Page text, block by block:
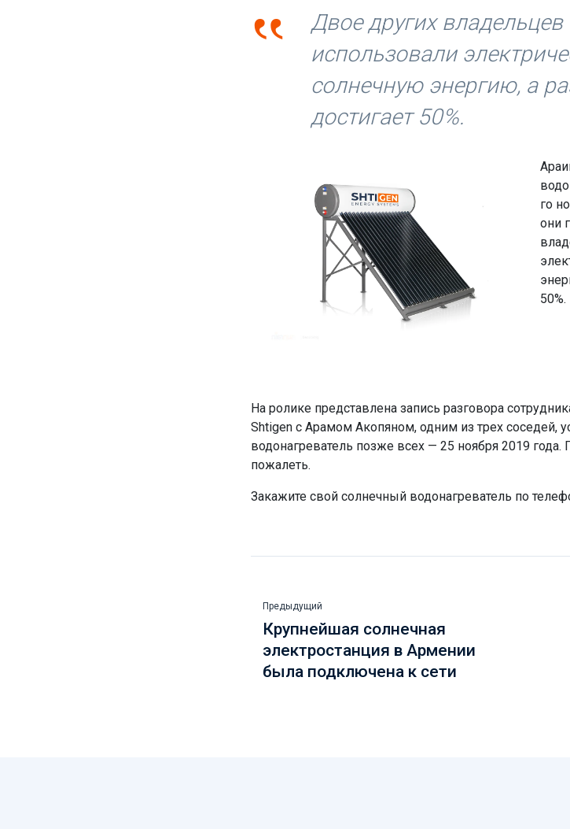
‟
Двое других
использовали
солнечную энергию, а
достигает 50%.
го
они
50%.
На ролике представлена запись разговора
Shtigen с Арамом Акопяном, одним из трех соседей,
водонагреватель позже всех — 25 ноября 2019
пожалеть.
Закажите свой солнечный водонагреватель по
Предыдущий
Крупнейшая солнечная
электростанция в Армении
была подключена к сети